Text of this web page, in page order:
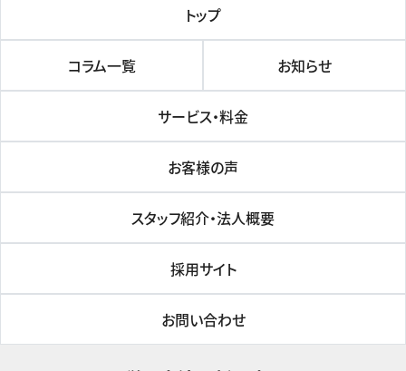
トップ
コラム一覧 お知らせ
サービス・料金
お客様の声
スタッフ紹介・法人概要
採用サイト
お問い合わせ